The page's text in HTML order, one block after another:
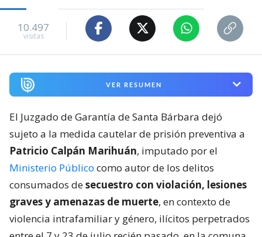
10.497
visitas
VER RESUMEN
El Juzgado de Garantía de Santa Bárbara dejó
sujeto a la medida cautelar de prisión preventiva a
Patricio Calpán Marihuán, imputado por el
Ministerio Público como autor de los delitos
consumados desecuestro con violación, lesiones
graves y amenazas de muerte, en contexto de
violencia intrafamiliar y género, ilícitos perpetrados